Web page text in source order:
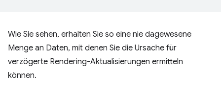
Wie Sie sehen, erhalten Sie so eine nie dagewesene
Menge an Daten, mit denen Sie die Ursache für
verzögerte Rendering-Aktualisierungen ermitteln
können.